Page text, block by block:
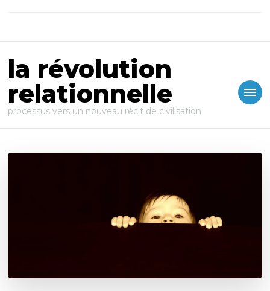
la révolution
relationnelle
processus vers un nouveau récit de civilisation